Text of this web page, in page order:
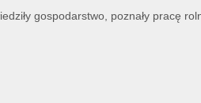
gospodarstwo, poznały pracę